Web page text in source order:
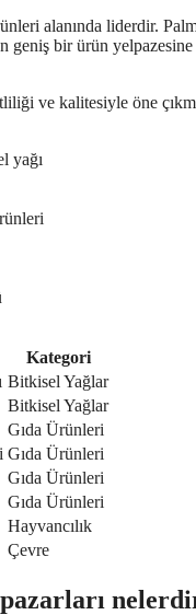
alanında liderdir.
geniş bir ürün
ve kalitesiyle öne
yağı
Kategori
Bitkisel Yağlar
Bitkisel Yağlar
Gıda Ürünleri
Gıda Ürünleri
Gıda Ürünleri
Gıda Ürünleri
Hayvancılık
Çevre